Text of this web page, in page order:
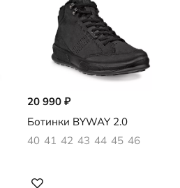
20 990 ₽
Ботинки BYWAY 2.0
40 41 42 43 44 45 46